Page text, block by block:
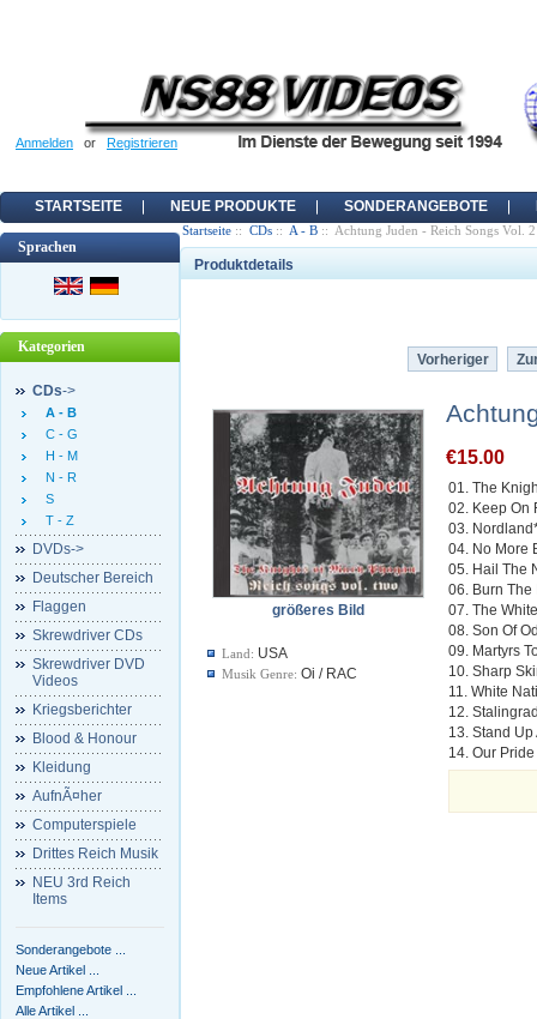
Anmelden or Registrieren
STARTSEITE NEUE PRODUKTE SONDERANGEBOTE
Sprachen
Kategorien
CDs->
A - B
C - G
H - M
N - R
S
T - Z
DVDs->
Deutscher Bereich
Flaggen
Skrewdriver CDs
Skrewdriver DVD
Videos
Kriegsberichter
Blood & Honour
Kleidung
AufnÃ¤her
Computerspiele
Drittes Reich Musik
NEU 3rd Reich
Items
Sonderangebote ...
Neue Artikel ...
Empfohlene Artikel ...
Alle Artikel ...
Startseite :: CDs :: A - B :: Achtung Juden - Reich Songs Vol. 2
Produktdetails
Vorheriger
größeres Bild
Land: USA
Musik Genre: Oi / RAC
€15.00
01. The
02. Keep On
03.
04. No More
05. Hail The
06. Burn The
07. The
08. Son Of
09. Martyrs
10. Sharp
11. White
12.
13. Stand
14. Our